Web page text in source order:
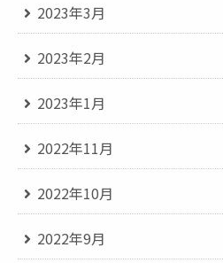
2023年3月
2023年2月
2023年1月
2022年11月
2022年10月
2022年9月